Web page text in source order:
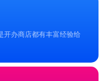
开办商店都有丰富经验给